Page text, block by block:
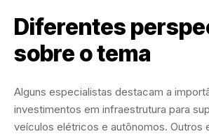
Diferentes
sobre o tema
Alguns especialistas destacam a
investimentos em infraestrutura para
veículos elétricos e autônomos. Outros